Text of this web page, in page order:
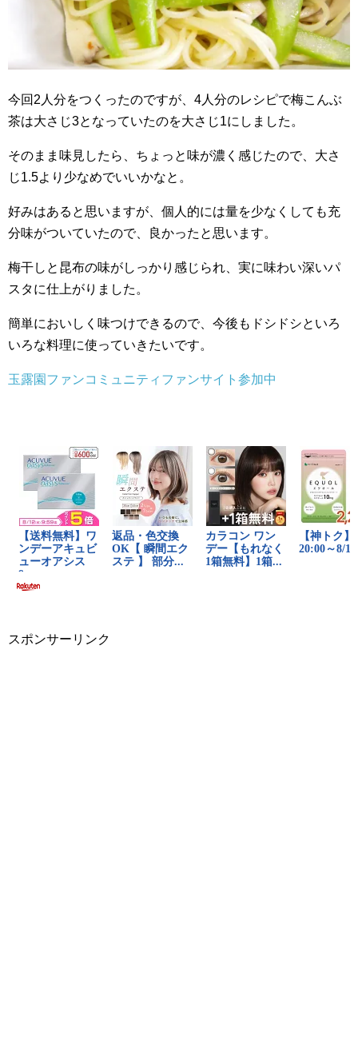
今回2人分をつくったのですが、4人分のレシピで梅こんぶ
茶は大さじ3となっていたのを大さじ1にしました。
そのまま味見したら、ちょっと味が濃く感じたので、大さ
じ1.5より少なめでいいかなと。
好みはあると思いますが、個人的には量を少なくしても充
分味がついていたので、良かったと思います。
梅干しと昆布の味がしっかり感じられ、実に味わい深いパ
スタに仕上がりました。
簡単においしく味つけできるので、今後もドシドシといろ
いろな料理に使っていきたいです。
玉露園ファンコミュニティファンサイト参加中
スポンサーリンク